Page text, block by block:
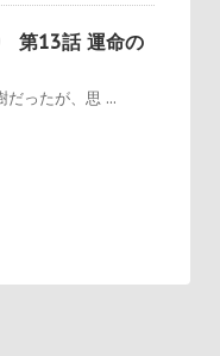
第13話 運命の
だったが、思 ...